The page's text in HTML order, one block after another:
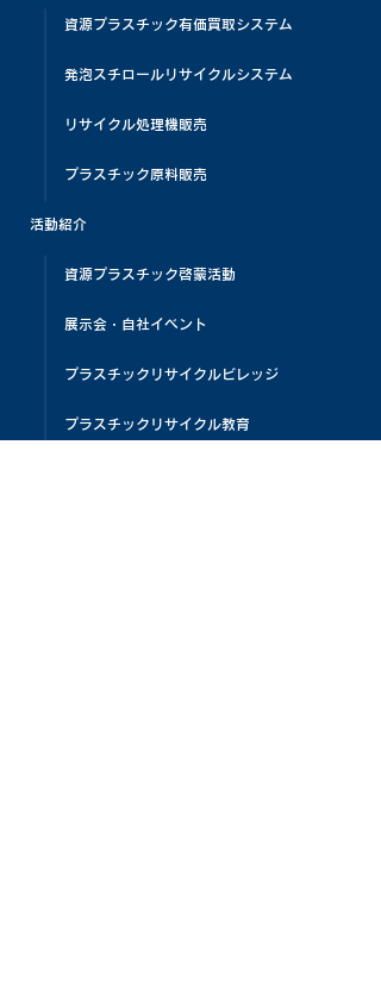
資源プラスチック有価買取システム
発泡スチロールリサイクルシステム
リサイクル処理機販売
プラスチック原料販売
活動紹介
資源プラスチック啓蒙活動
展示会・自社イベント
プラスチックリサイクルビレッジ
プラスチックリサイクル教育